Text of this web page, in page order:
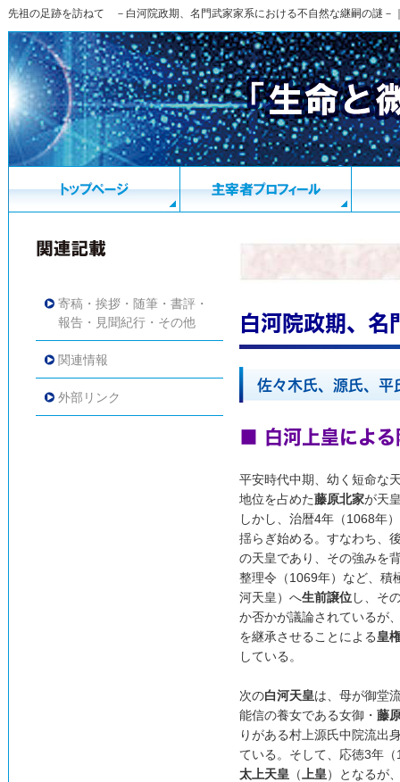
先祖の足跡を訪ねて －白河院政期、名門武家家系における不自然な継嗣の謎－
寄稿・挨拶・随筆・書評・
報告・見聞紀行・その他
関連情報
外部リンク
白河院政期、名
佐々木氏、源氏、平
■ 白河上皇によ
平安時代中期、幼く短命な
地位を占めた藤原北家が天
しかし、治暦4年（1068年
揺らぎ始める。すなわち、
の天皇であり、その強みを
整理令（1069年）など、積
河天皇）へ生前譲位し、そ
か否かが議論されているが
を継承させることによる皇
している。
次の白河天皇は、母が御堂
能信の養女である女御・ 藤
りがある村上源氏中院流出
ている。そして、応徳3年
太上天皇 （ 上皇）となるが